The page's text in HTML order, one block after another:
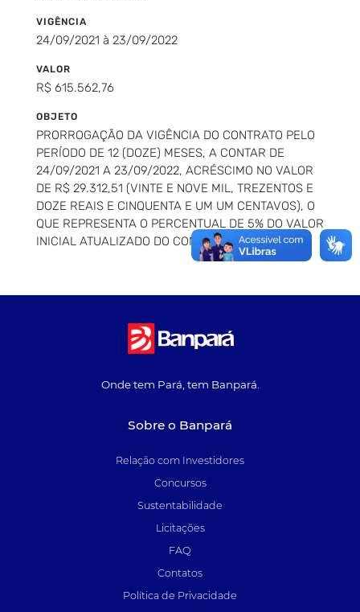
VIGÊNCIA
24/09/2021 à 23/09/2022
VALOR
R$ 615.562,76
OBJETO
PRORROGAÇÃO DA VIGÊNCIA DO CONTRATO PELO
PERÍODO DE 12 (DOZE) MESES, A CONTAR DE
24/09/2021 A 23/09/2022, ACRÉSCIMO NO VALOR
DE R$ 29.312,51 (VINTE E NOVE MIL, TREZENTOS E
DOZE REAIS E CINQUENTA E UM UM CENTAVOS), O
QUE REPRESENTA O PERCENTUAL DE 5% DO VALOR
INICIAL ATUALIZADO DO CONTRATO.
Onde tem Pará, tem Banpará.
Sobre o Banpará
Relação com Investidores
Concursos
Sustentabilidade
Licitações
FAQ
Contatos
Política de Privacidade